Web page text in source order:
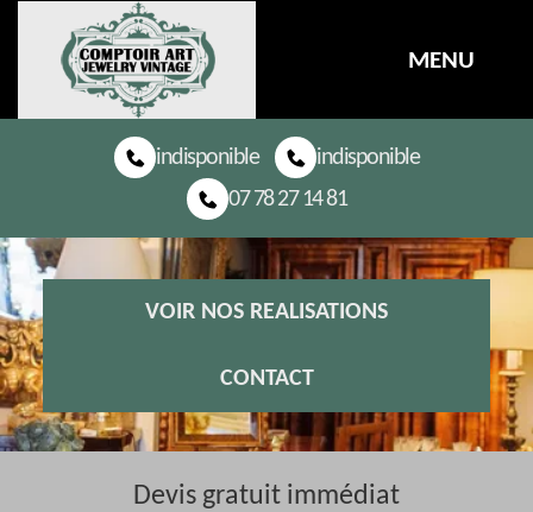
MENU
indisponible
indisponible
07 78 27 14 81
VOIR NOS REALISATIONS
CONTACT
Devis gratuit immédiat